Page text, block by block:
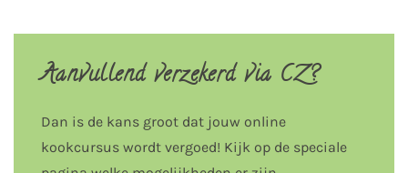
Aanvullend verzekerd via CZ?
Dan is de kans groot dat jouw online
kookcursus wordt vergoed! Kijk op de speciale